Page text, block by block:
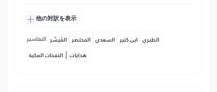
他の対訳を表示
التفاسير: المُيسَّر المختصر السعدي ابن كثير الطبري
النفحات المكية | هدايات